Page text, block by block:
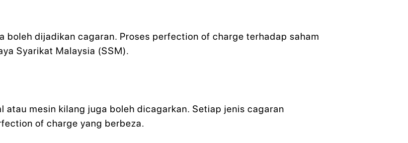
boleh dijadikan cagaran. Proses perfection of charge terhadap saham
Syarikat Malaysia (SSM).
atau mesin kilang juga boleh dicagarkan. Setiap jenis cagaran
of charge yang berbeza.